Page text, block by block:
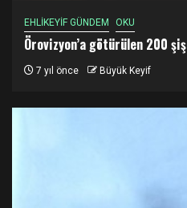
EHLİKEYİF GÜNDEM OKU
Örovizyon’a götürülen 200
7 yıl önce Büyük Keyif